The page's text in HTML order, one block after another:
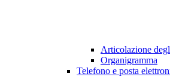
Articolazione
Organigramma
Telefono e posta